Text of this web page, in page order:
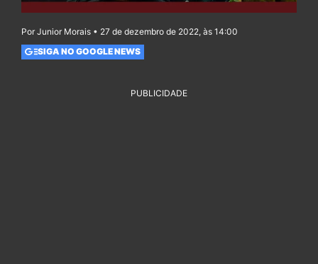
Por Junior Morais • 27 de dezembro de 2022, às 14:00
SIGA NO GOOGLE NEWS
PUBLICIDADE